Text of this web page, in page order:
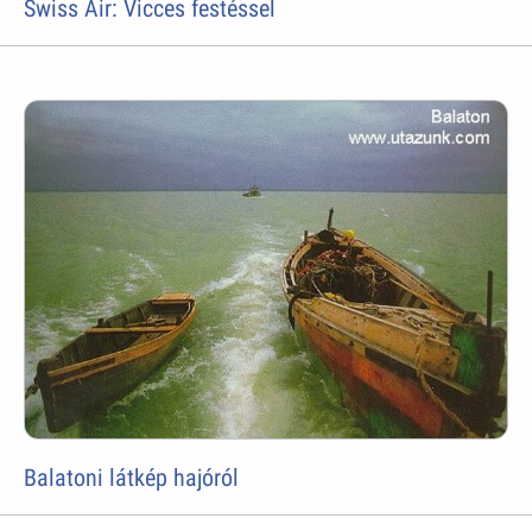
Swiss Air: Vicces festéssel
Balatoni látkép hajóról